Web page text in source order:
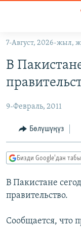
Навигацияга
өтүңүз
салыңыз
САЯСАТ
ЭКОНОМИКА
ДҮЙНӨ
ДҮЙНӨ
БОРБОР АЗИЯ
УКРАИНА
АТАЙЫН ИЛИКТӨӨ
БҮГҮН АЗАТТЫКТА
ЭКСПЕРТТЕР
ДАНИСТЕ
ПОДКАСТ
ӨЗГӨЧӨ ПИКИР
7-Август, 2026-жыл,
В
9-Февраль, 2011
Бөлүшүңүз
Бизди Google'дан
В Пакистане
правительство.
Сообщается, что